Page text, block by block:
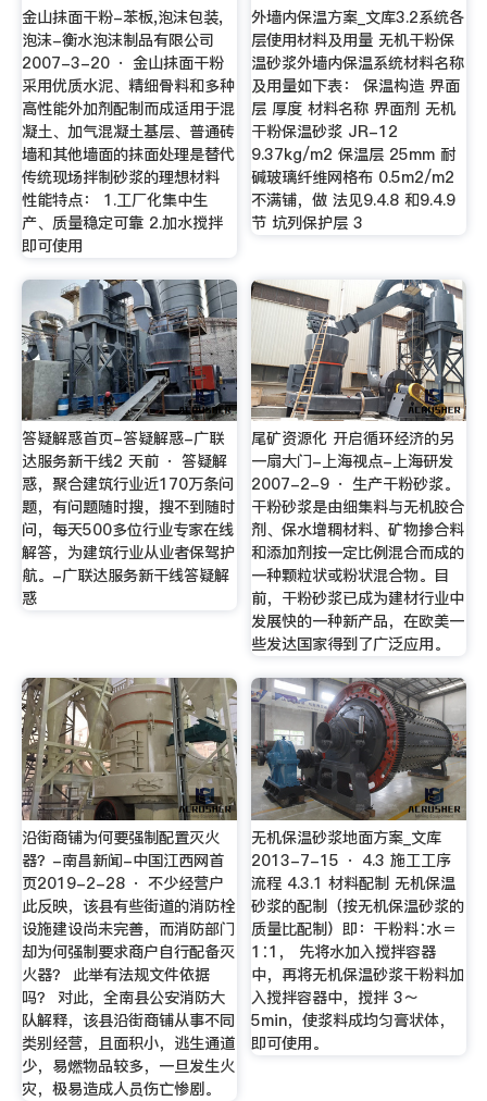
金山抹面干粉-苯板,泡沫包装,
泡沫-衡水泡沫制品有限公司
2007-3-20 · 金山抹面干粉
采用优质水泥、精细骨料和多种
高性能外加剂配制而成适用于混
凝土、加气混凝土基层、普通砖
墙和其他墙面的抹面处理是替代
传统现场拌制砂浆的理想材料
性能特点： 1.工厂化集中生
产、质量稳定可靠 2.加水搅拌
即可使用
外墙内保温方案_文库3.2系统各
层使用材料及用量 无机干粉保
温砂浆外墙内保温系统材料名称
及用量如下表： 保温构造 界面
层 厚度 材料名称 界面剂 无机
干粉保温砂浆 JR-12
9.37kg/m2 保温层 25mm 耐
碱玻璃纤维网格布 0.5m2/m2
不满铺，做 法见9.4.8 和9.4.9
节 坑列保护层 3
答疑解惑首页-答疑解惑-广联
达服务新干线2 天前 · 答疑解
惑，聚合建筑行业近170万条问
题，有问题随时搜，搜不到随时
问，每天500多位行业专家在线
解答，为建筑行业从业者保驾护
航。-广联达服务新干线答疑解
惑
尾矿资源化 开启循环经济的另
一扇大门-上海视点-上海研发
2007-2-9 · 生产干粉砂浆。
干粉砂浆是由细集料与无机胶合
剂、保水增稠材料、矿物掺合料
和添加剂按一定比例混合而成的
一种颗粒状或粉状混合物。目
前，干粉砂浆已成为建材行业中
发展快的一种新产品，在欧美一
些发达国家得到了广泛应用。
沿街商铺为何要强制配置灭火
器？-南昌新闻-中国江西网首
页2019-2-28 · 不少经营户
此反映，该县有些街道的消防栓
设施建设尚未完善，而消防部门
却为何强制要求商户自行配备灭
火器？ 此举有法规文件依据
吗？ 对此，全南县公安消防大
队解释，该县沿街商铺从事不同
类别经营，且面积小，逃生通道
少，易燃物品较多，一旦发生火
灾，极易造成人员伤亡惨剧。
无机保温砂浆地面方案_文库
2013-7-15 · 4.3 施工工序
流程 4.3.1 材料配制 无机保温
砂浆的配制（按无机保温砂浆的
质量比配制）即：干粉料∶水＝
1∶1， 先将水加入搅拌容器
中，再将无机保温砂浆干粉料加
入搅拌容器中，搅拌 3～
5min，使浆料成均匀膏状体，
即可使用。